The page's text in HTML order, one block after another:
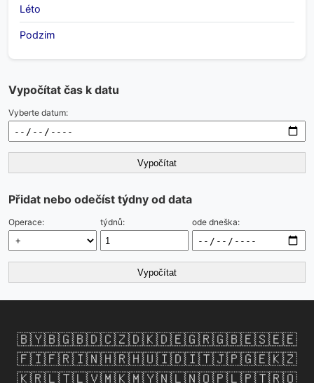
Léto
Podzim
Vypočítat čas k datu
Vyberte datum:
Vypočítat
Přidat nebo odečíst týdny od data
Operace: týdnů: ode dneška:
Vypočítat
🇧🇾🇧🇬🇧🇩🇨🇿🇩🇰🇩🇪🇬🇷🇬🇧🇪🇸🇪🇪
🇫🇮🇫🇷🇮🇳🇭🇷🇭🇺🇮🇩🇮🇹🇯🇵🇬🇪🇰🇿
🇰🇷🇱🇹🇱🇻🇲🇰🇲🇾🇳🇱🇳🇴🇵🇱🇵🇹🇷🇴